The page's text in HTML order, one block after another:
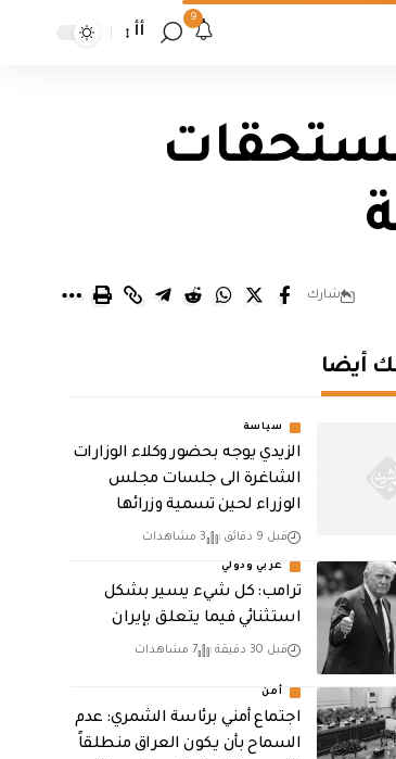
9
أأ
شارك
أيضا
سياسة
الزيدي يوجه بحضور وكلاء الوزارات
الشاغرة الى جلسات مجلس
الوزراء لحين تسمية وزرائها
قبل 9 دقائق 3 مشاهدات
عربي ودولي
ترامب: كل شيء يسير بشكل
استثنائي فيما يتعلق بإيران
قبل 30 دقيقة 7 مشاهدات
أمن
اجتماع أمني برئاسة الشمري: عدم
السماح بأن يكون العراق منطلقاً